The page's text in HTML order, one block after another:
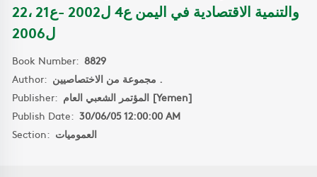
والتنمية الاقتصادية في اليمن ع4 ل2002 -ع21 ،22
ل2006
Book Number: 8829
Author:
مجموعة من الاختصاصيين .
Publisher:
المؤتمر الشعبي العام [Yemen]
Publish Date: 30/06/05 12:00:00 AM
Section: العموميات